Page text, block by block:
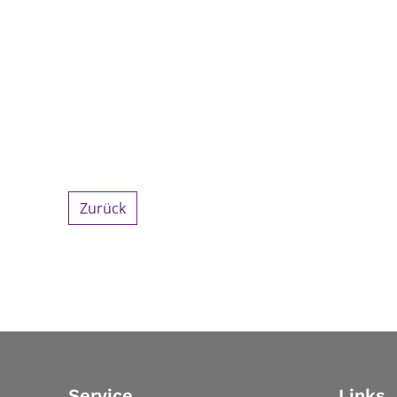
Zurück